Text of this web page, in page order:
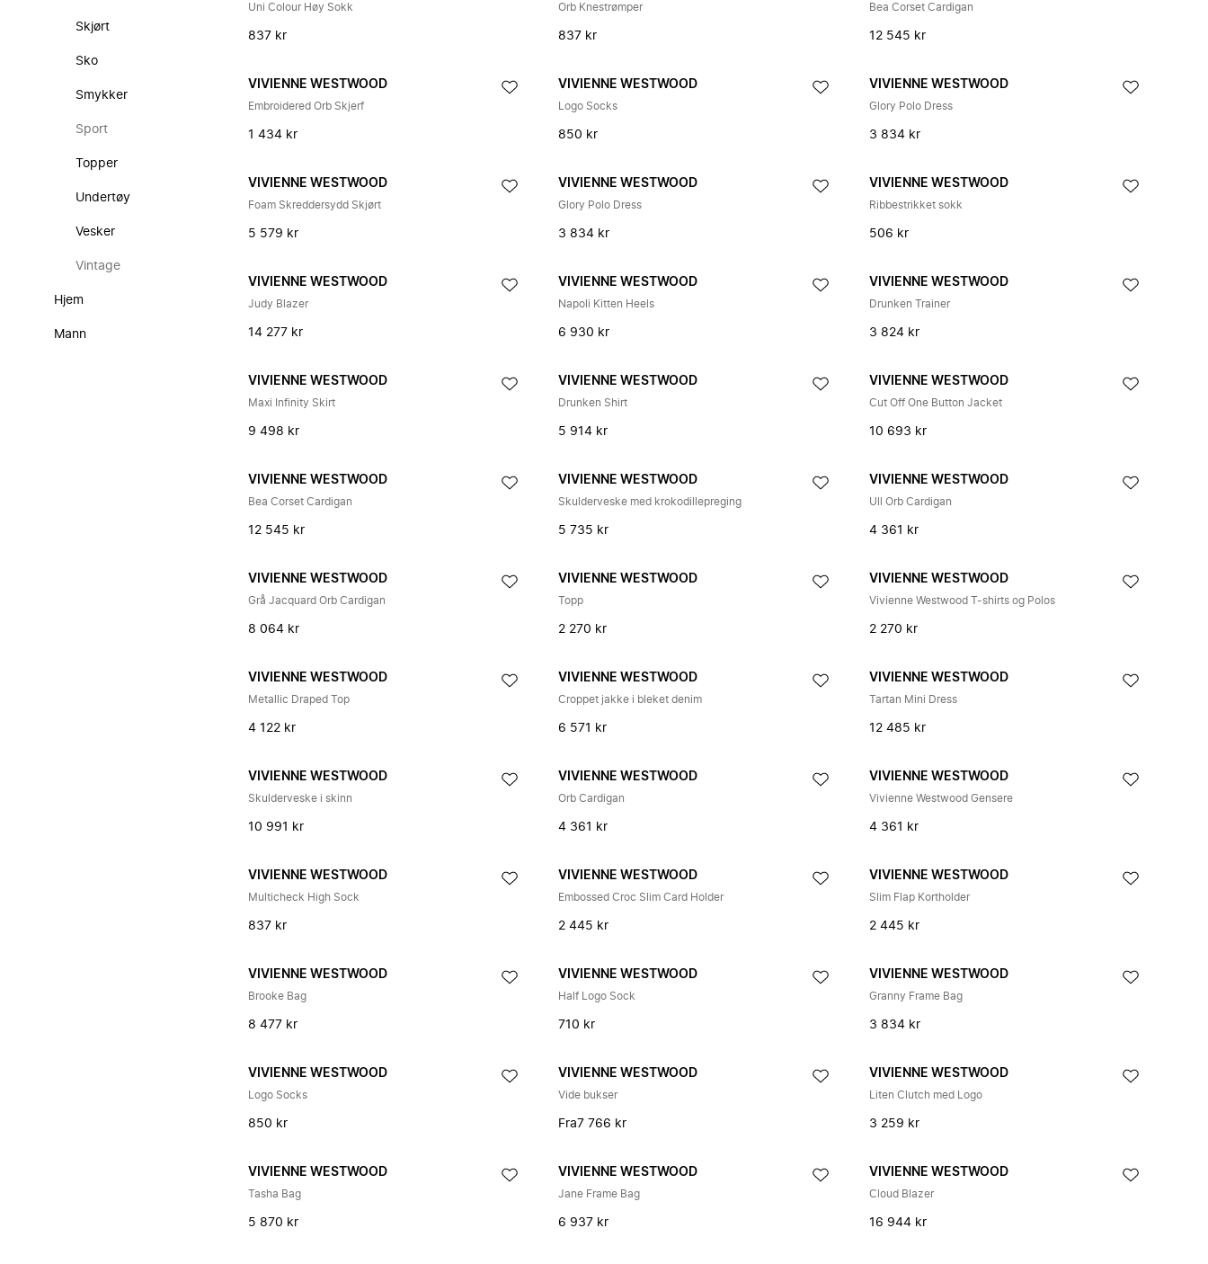
Skjørt
Sko
Smykker
Sport
Topper
Undertøy
Vesker
Vintage
Hjem
Mann
Uni Colour Høy Sokk
837 kr
Orb Knestrømper
837 kr
Bea Corset Cardigan
12 545 kr
VIVIENNE WESTWOOD
Embroidered Orb Skjerf
1 434 kr
VIVIENNE WESTWOOD
Logo Socks
850 kr
VIVIENNE WESTWOOD
Glory Polo Dress
3 834 kr
VIVIENNE WESTWOOD
Foam Skreddersydd Skjørt
5 579 kr
VIVIENNE WESTWOOD
Glory Polo Dress
3 834 kr
VIVIENNE WESTWOOD
Ribbestrikket sokk
506 kr
VIVIENNE WESTWOOD
Judy Blazer
14 277 kr
VIVIENNE WESTWOOD
Napoli Kitten Heels
6 930 kr
VIVIENNE WESTWOOD
Drunken Trainer
3 824 kr
VIVIENNE WESTWOOD
Maxi Infinity Skirt
9 498 kr
VIVIENNE WESTWOOD
Drunken Shirt
5 914 kr
VIVIENNE WESTWOOD
Cut Off One Button Jacket
10 693 kr
VIVIENNE WESTWOOD
Bea Corset Cardigan
12 545 kr
VIVIENNE WESTWOOD
Skulderveske med krokodillepreging
5 735 kr
VIVIENNE WESTWOOD
Ull Orb Cardigan
4 361 kr
VIVIENNE WESTWOOD
Grå Jacquard Orb Cardigan
8 064 kr
VIVIENNE WESTWOOD
Topp
2 270 kr
VIVIENNE WESTWOOD
Vivienne Westwood T-shirts og Polos
2 270 kr
VIVIENNE WESTWOOD
Metallic Draped Top
4 122 kr
VIVIENNE WESTWOOD
Croppet jakke i bleket denim
6 571 kr
VIVIENNE WESTWOOD
Tartan Mini Dress
12 485 kr
VIVIENNE WESTWOOD
Skulderveske i skinn
10 991 kr
VIVIENNE WESTWOOD
Orb Cardigan
4 361 kr
VIVIENNE WESTWOOD
Vivienne Westwood Gensere
4 361 kr
VIVIENNE WESTWOOD
Multicheck High Sock
837 kr
VIVIENNE WESTWOOD
Embossed Croc Slim Card Holder
2 445 kr
VIVIENNE WESTWOOD
Slim Flap Kortholder
2 445 kr
VIVIENNE WESTWOOD
Brooke Bag
8 477 kr
VIVIENNE WESTWOOD
Half Logo Sock
710 kr
VIVIENNE WESTWOOD
Granny Frame Bag
3 834 kr
VIVIENNE WESTWOOD
Logo Socks
850 kr
VIVIENNE WESTWOOD
Vide bukser
Fra7 766 kr
VIVIENNE WESTWOOD
Liten Clutch med Logo
3 259 kr
VIVIENNE WESTWOOD
Tasha Bag
5 870 kr
VIVIENNE WESTWOOD
Jane Frame Bag
6 937 kr
VIVIENNE WESTWOOD
Cloud Blazer
16 944 kr